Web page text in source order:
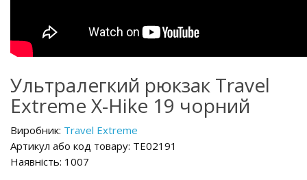
Ультралегкий рюкзак Travel
Extreme X-Hike 19 чорний
Виробник: Travel Extreme
Артикул або код товару: TE02191
Наявність: 1007